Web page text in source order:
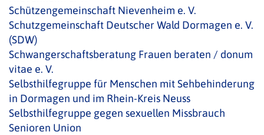
Schützengemeinschaft Nievenheim e. V.
Schutzgemeinschaft Deutscher Wald Dormagen e. V.
(SDW)
Schwangerschaftsberatung Frauen beraten / donum
vitae e. V.
Selbsthilfegruppe für Menschen mit Sehbehinderung
in Dormagen und im Rhein-Kreis Neuss
Selbsthilfegruppe gegen sexuellen Missbrauch
Senioren Union